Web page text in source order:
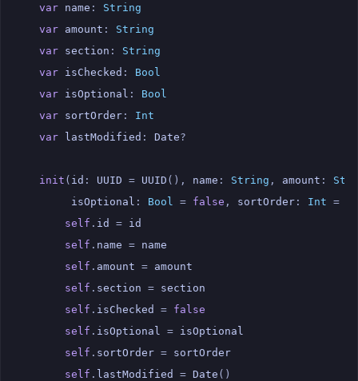
var name :
String
var amount :
String
var section :
String
var isChecked :
Bool
var isOptional :
Bool
var sortOrder :
Int
var lastModified : Date?
init ( id : UUID = UUID (), name : String , amount :
isOptional : Bool = false , sortOrder : Int =
self . id = id
self . name = name
self . amount = amount
self . section = section
self . isChecked = false
self . isOptional = isOptional
self . sortOrder = sortOrder
self . lastModified = Date ()